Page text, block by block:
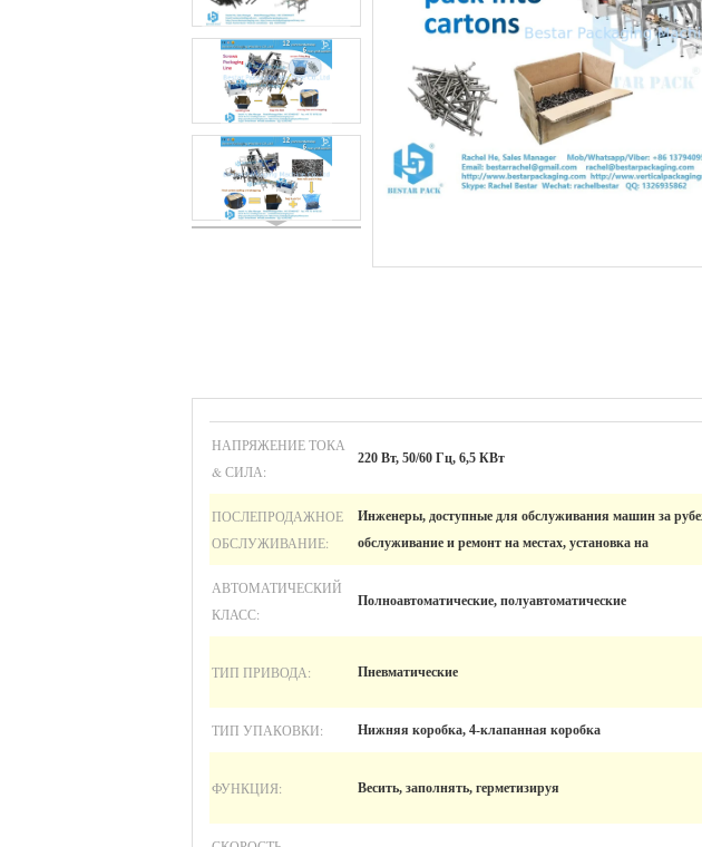
НАПРЯЖЕНИЕ ТОКА
& СИЛА:
220 Вт, 50/60 Гц, 6,5 КВт
ПОСЛЕПРОДАЖНОЕ
ОБСЛУЖИВАНИЕ:
Инженеры, доступные для обслуживания машин за
обслуживание и ремонт на местах, установка на
АВТОМАТИЧЕСКИЙ
КЛАСС:
Полноавтоматические, полуавтоматические
ТИП ПРИВОДА: Пневматические
ТИП УПАКОВКИ: Нижняя коробка, 4-клапанная коробка
ФУНКЦИЯ: Весить, заполнять, герметизируя